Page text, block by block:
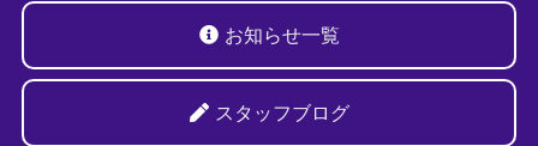
お知らせ一覧
スタッフブログ